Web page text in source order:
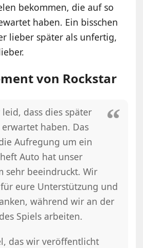
bekommen, die auf so
haben. Ein bisschen
lieber später als unfertig,
von Rockstar
dass dies später
haben. Das
Aufregung um ein
Auto hat unser
sehr beeindruckt. Wir
eure Unterstützung und
während wir an der
Spiels arbeiten.
das wir veröffentlicht